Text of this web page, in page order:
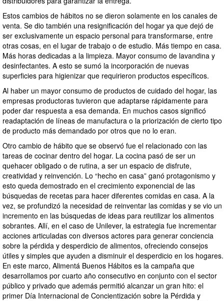
Estos cambios de hábitos no se dieron solamente en los canales de
venta. Se dio también una resignificación del hogar ya que dejó de
ser exclusivamente un espacio personal para transformarse, entre
otras cosas, en el lugar de trabajo o de estudio. Más tiempo en casa.
Más horas dedicadas a la limpieza. Mayor consumo de lavandina y
desinfectantes. A esto se sumó la incorporación de nuevas
superficies para higienizar que requirieron productos específicos.
Al haber un mayor consumo de productos de cuidado del hogar, las
empresas productoras tuvieron que adaptarse rápidamente para
poder dar respuesta a esa demanda. En muchos casos significó
readaptación de líneas de manufactura o la priorización de cierto tipo
de producto más demandado por otros que no lo eran.
Otro cambio de hábito que se observó fue el relacionado con las
tareas de cocinar dentro del hogar. La cocina pasó de ser un
quehacer obligado o de rutina, a ser un espacio de disfrute,
creatividad y reinvención. Lo “hecho en casa” ganó protagonismo y
esto queda demostrado en el crecimiento exponencial de las
búsquedas de recetas para hacer diferentes comidas en casa. A la
vez, se profundizó la necesidad de reinventar las comidas y se vio un
incremento en las búsquedas de ideas para reutilizar los alimentos
sobrantes. Allí, en el caso de Unilever, la estrategia fue incrementar
acciones articuladas con diversos actores para generar conciencia
sobre la pérdida y desperdicio de alimentos, ofreciendo consejos
útiles y simples que ayuden a disminuir el desperdicio en los hogares.
En este marco, Alimentá Buenos Hábitos es la campaña que
desarrollamos por cuarto año consecutivo en conjunto con el sector
público y privado que además permitió alcanzar un gran hito: el
primer Día Internacional de Concientización sobre la Pérdida y